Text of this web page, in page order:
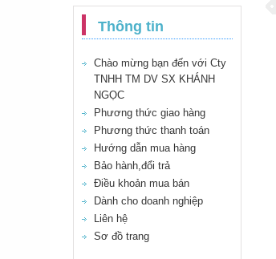
Thông tin
Chào mừng bạn đến với Cty
TNHH TM DV SX KHÁNH
NGỌC
Phương thức giao hàng
Phương thức thanh toán
Hướng dẫn mua hàng
Bảo hành,đổi trả
Điều khoản mua bán
Dành cho doanh nghiệp
Liên hệ
Sơ đồ trang